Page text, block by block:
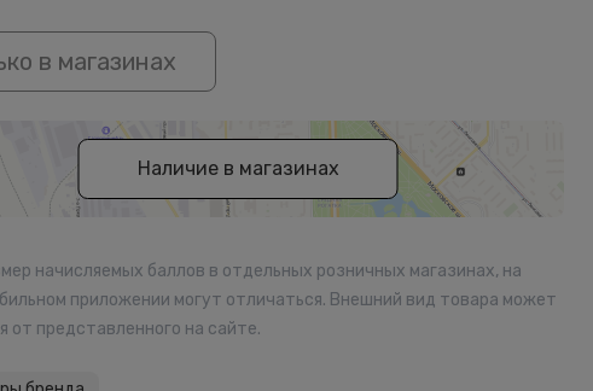
в магазинах
Наличие в магазинах
начисляемых баллов в отдельных розничных магазинах, на
приложении могут отличаться. Внешний вид товара может
от представленного на сайте.